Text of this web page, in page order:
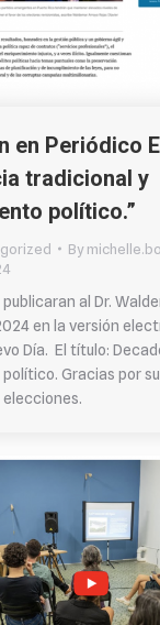
en Periódico
tradicional y
político.”
By
al Dr.
en la versión
Día. El título:
Gracias por